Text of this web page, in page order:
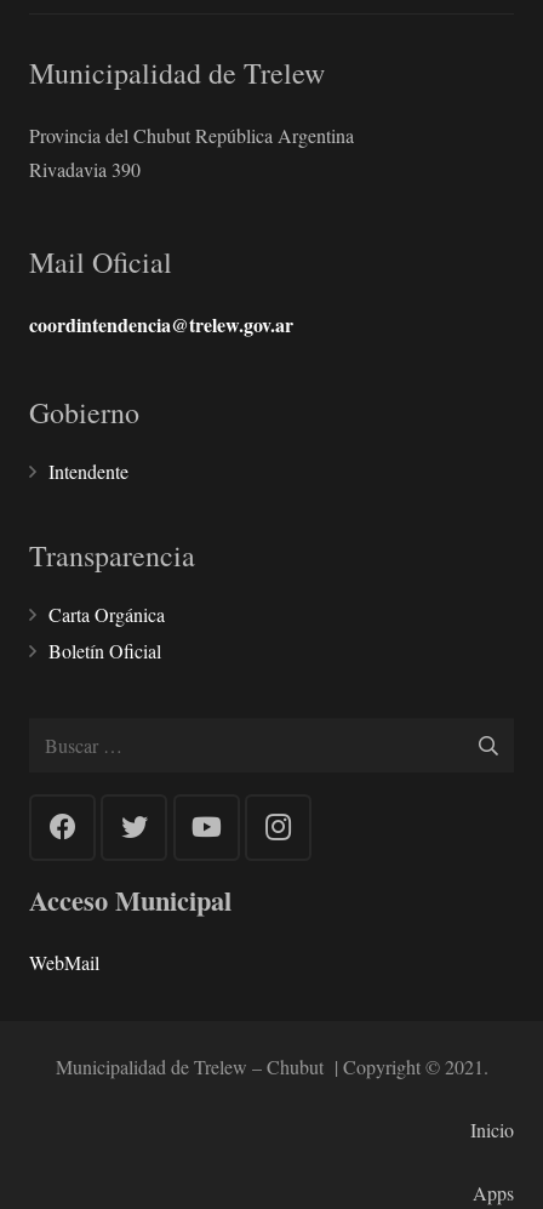
Municipalidad de Trelew
Provincia del Chubut República Argentina
Rivadavia 390
Mail Oficial
coordintendencia@trelew.gov.ar
Gobierno
Intendente
Transparencia
Carta Orgánica
Boletín Oficial
Acceso Municipal
WebMail
Municipalidad de Trelew – Chubut | Copyright © 2021.
Inicio
Apps